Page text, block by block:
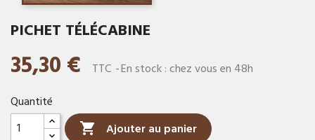
PICHET TÉLÉCABINE
35,30 € TTC En stock : chez vous en 48h
Quantité
 Ajouter au panier